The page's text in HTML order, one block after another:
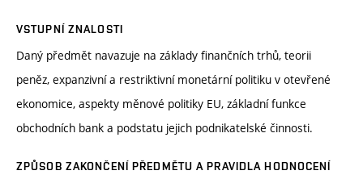
VSTUPNÍ ZNALOSTI
Daný předmět navazuje na základy finančních trhů, teorii
peněz, expanzivní a restriktivní monetární politiku v otevřené
ekonomice, aspekty měnové politiky EU, základní funkce
obchodních bank a podstatu jejich podnikatelské činnosti.
ZPŮSOB ZAKONČENÍ PŘEDMĚTU A PRAVIDLA HODNOCENÍ